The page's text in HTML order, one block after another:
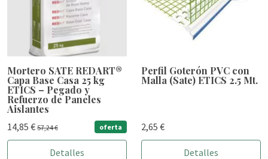
Mortero SATE REDART®
Capa Base Casa 25 kg
ETICS – Pegado y
Refuerzo de Paneles
Aislantes
14,85 € 57,24 € oferta
Detalles
Perfil Goterón PVC con
Malla (Sate) ETICS 2.5 Mt.
2,65 €
Detalles